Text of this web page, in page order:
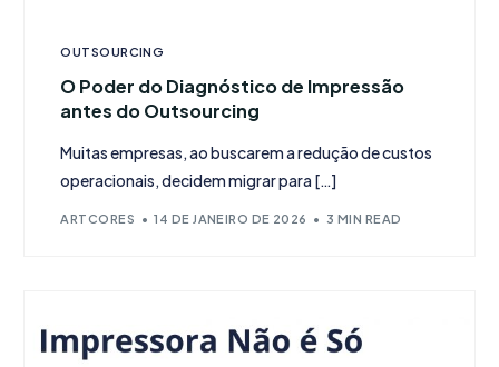
OUTSOURCING
O Poder do Diagnóstico de Impressão
antes do Outsourcing
Muitas empresas, ao buscarem a redução de custos
operacionais, decidem migrar para […]
ARTCORES 14 DE JANEIRO DE 2026 3 MIN READ